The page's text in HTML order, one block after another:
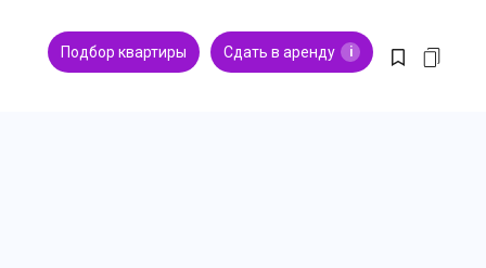
Подбор квартиры Сдать в аренду i